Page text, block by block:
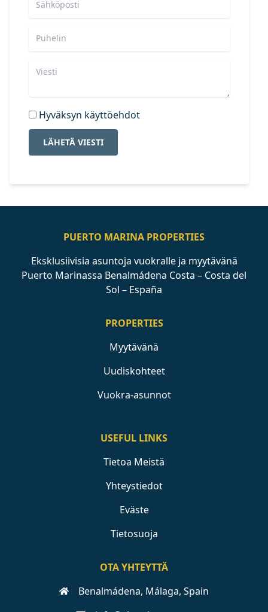
Hyväksyn käyttöehdot
LÄHETÄ VIESTI
PUERTO MARINA PROPERTIES
Eksklusiivisia asuntoja vuokralle ja myytävänä
Puerto Marinassa Benalmádena Costa – Costa del
Sol – España
PROPERTIES
Myytävänä
Uudiskohteet
Vuokra-asunnot
USEFUL LINKS
Tietoa Meistä
Yhteystiedot
Eväste
Tietosuoja
OTA YHTEYTTÄ
Benalmádena, Málaga, Spain